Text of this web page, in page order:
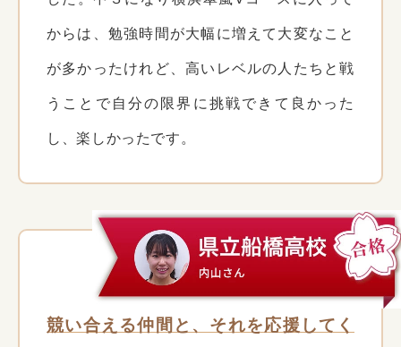
からは、勉強時間が大幅に増えて大変なこと
が多かったけれど、高いレベルの人たちと戦
うことで自分の限界に挑戦できて良かった
し、楽しかったです。
競い合える仲間と、それを応援してく